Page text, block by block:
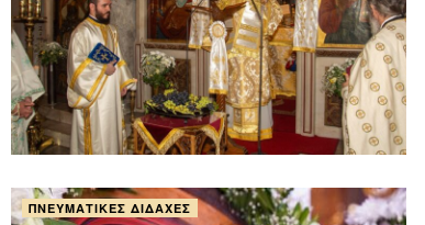
ΠΝΕΥΜΑΤΙΚΈΣ ΔΙΔΑΧΈΣ